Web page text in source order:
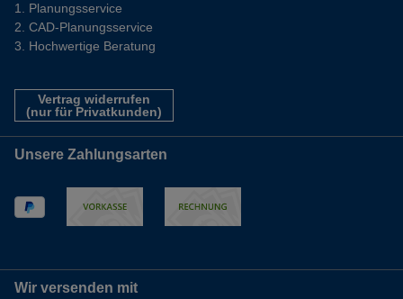
Planungsservice
CAD-Planungsservice
Hochwertige Beratung
Vertrag widerrufen
(nur für Privatkunden)
Unsere Zahlungsarten
Wir versenden mit